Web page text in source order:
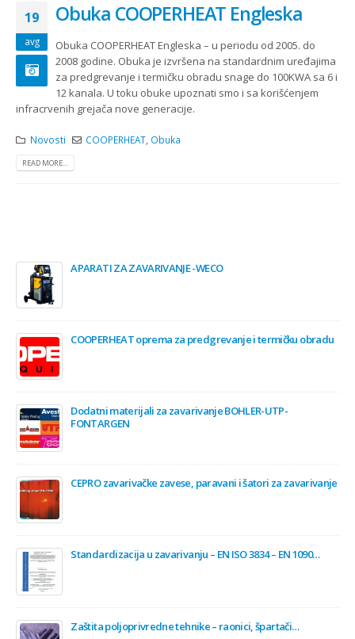
19
avg
Obuka COOPERHEAT Engleska
Obuka COOPERHEAT Engleska – u periodu od 2005. do
2008 godine. Obuka je izvršena na standardnim uređajima
za predgrevanje i termičku obradu snage do 100KWA sa 6 i
12 kanala. U toku obuke upoznati smo i sa korišćenjem
infracrvenih grejača nove generacije.
Novosti COOPERHEAT Obuka
READ MORE...
APARATI ZA ZAVARIVANJE -WECO
COOPERHEAT oprema za predgrevanje i termičku obradu
Dodatni materijali za zavarivanje BOHLER-UTP-
FONTARGEN
CEPRO zavarivačke zavese, paravani i šatori za zavarivanje
Standardizacija u zavarivanju – EN ISO 3834 – EN 1090…
Zaštita poljoprivredne tehnike – raonici, špartači…